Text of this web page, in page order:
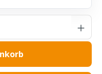
gewünschten